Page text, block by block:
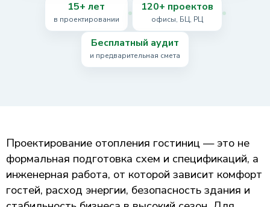
15+ лет
в проектировании
120+ проектов
офисы, БЦ, РЦ
Бесплатный аудит
и предварительная смета
Проектирование отопления гостиниц — это не
формальная подготовка схем и спецификаций, а
инженерная работа, от которой зависит комфорт
гостей, расход энергии, безопасность здания и